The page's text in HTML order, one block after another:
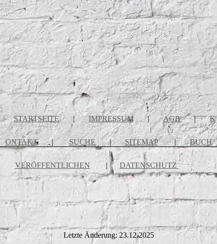
STARTSEITE | IMPRESSUM | AGB | K
ONTAKT | SUCHE | SITEMAP | BUCH
VERÖFFENTLICHEN | DATENSCHUTZ
Letzte Änderung: 23.12.2025